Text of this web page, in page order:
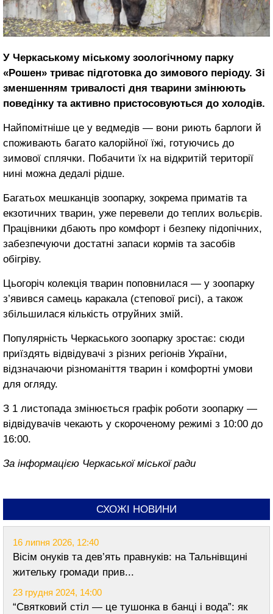
У Черкаському міському зоологічному парку
«Рошен» триває підготовка до зимового періоду. Зі
зменшенням тривалості дня тварини змінюють
поведінку та активно пристосовуються до холодів.
Найпомітніше це у ведмедів — вони риють барлоги й
споживають багато калорійної їжі, готуючись до
зимової сплячки. Побачити їх на відкритій території
нині можна дедалі рідше.
Багатьох мешканців зоопарку, зокрема приматів та
екзотичних тварин, уже перевели до теплих вольєрів.
Працівники дбають про комфорт і безпеку підопічних,
забезпечуючи достатні запаси кормів та засобів
обігріву.
Цьогоріч колекція тварин поповнилася — у зоопарку
з’явився самець каракала (степової рисі), а також
збільшилася кількість отруйних змій.
Популярність Черкаського зоопарку зростає: сюди
приїздять відвідувачі з різних регіонів України,
відзначаючи різноманіття тварин і комфортні умови
для огляду.
З 1 листопада змінюється графік роботи зоопарку —
відвідувачів чекають у скороченому режимі з 10:00 до
16:00.
За інформацією Черкаської міської ради
СХОЖІ НОВИНИ
16 липня 2026, 12:40
Вісім онуків та дев’ять правнуків: на Тальнівщині
жительку громади прив...
23 грудня 2024, 14:00
“Святковий стіл — це тушонка в банці і вода”: як